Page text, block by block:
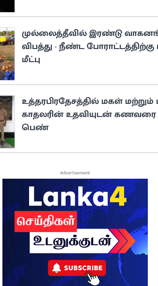
முல்லைத்தீவில் இரண்டு
விபத்து - நீண்ட போராட்டத்திற்கு
மீட்பு
உத்தரபிரதேசத்தில் மகள்
காதலரின் உதவியுடன்
பெண்
Advertisement